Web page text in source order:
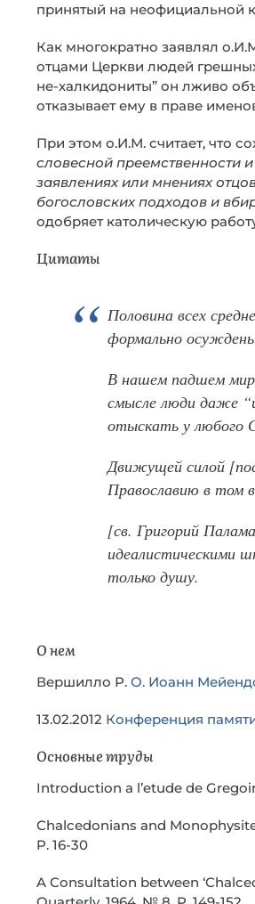
принятый на неофициальной
Как многократно заявлял
отцами Церкви людей
не-халкидониты” он лживо
отказывает ему в праве
При этом о.И.М. считает, что
словесной преемственности
заявлениях или мнениях
богословских подходов и
одобряет католическую
Цитаты
Половина всех
формально
В нашем падшем
смысле люди даже
отыскать у любого
Движущей силой
Православию в том
[св. Григорий
идеалистическими
только душу.
О нем
Вершилло Р. О. Иоанн
13.02.2012 Конференция
Основные труды
Introduction a l’etude de
Chalcedonians and
P. 16-30
A Consultation between